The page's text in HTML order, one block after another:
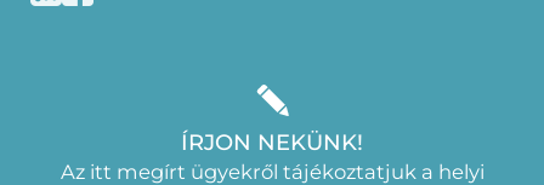
ÍRJON NEKÜNK!
Az itt megírt ügyekről tájékoztatjuk a helyi